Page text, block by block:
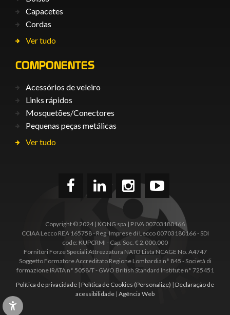
Capacetes
Cordas
Ver tudo
COMPONENTES
Acessórios de veleiro
Links rápidos
Mosquetões/Conectores
Pequenas peças metálicas
Ver tudo
Copyright © 2024 | KONG spa | P.IVA 00703180166
CCIAA Lecco REA 165758 - Reg. Imprese di Lecco 00703180166 - SDI
code: KUPCRMI - Cap. Soc. € 2.000.000
Fornitori Forze Speciali Attrezzatura NATO Lista NCAGE No. A4747
Soggetto Formatore Accreditato Regione Lombardia n° 845 - Società di
formazione IRATA n° 5058/T - GWO British Standard Institute n° 725451
Política de privacidade | Política de Cookies (Personalize) | Declaração de
acessibilidade | Agência Web